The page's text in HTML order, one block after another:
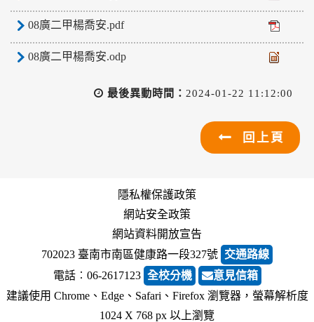
08廣二甲楊喬安.pdf
08廣二甲楊喬安.odp
最後異動時間： 2024-01-22 11:12:00
回上頁
隱私權保護政策
網站安全政策
網站資料開放宣告
702023 臺南市南區健康路一段327號 交通路線
電話︰06-2617123 全校分機
意見信箱
建議使用 Chrome、Edge、Safari、Firefox 瀏覽器，螢幕解析度
1024 X 768 px 以上瀏覽